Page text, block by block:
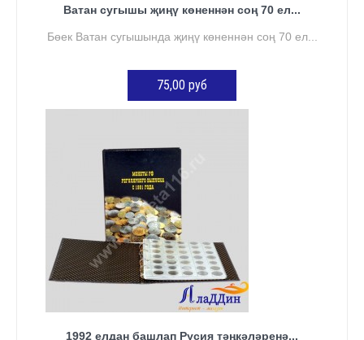
Ватан сугышы җиңү көненнән соң 70 ел...
Бөек Ватан сугышында җиңү көненнән соң 70 ел...
75,00 руб
1992 елдан башлап Русия тәңкәләренә...